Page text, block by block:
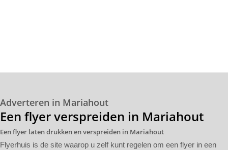
Adverteren in Mariahout
Een flyer verspreiden in Mariahout
Een flyer laten drukken en verspreiden in Mariahout
Flyerhuis is de site waarop u zelf kunt regelen om een flyer in een